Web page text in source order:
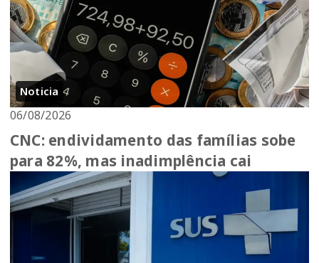
Noticia
06/08/2026
CNC: endividamento das famílias sobe
para 82%, mas inadimplência cai